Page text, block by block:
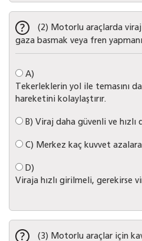
(2) Motorlu araçlarda
gaza basmak veya fren
A)
Tekerleklerin yol ile temasını
hareketini kolaylaştırır.
B) Viraj daha güvenli ve hızlı
C) Merkez kaç kuvvet
D)
Viraja hızlı girilmeli, gerekirse
(3) Motorlu araçlar için